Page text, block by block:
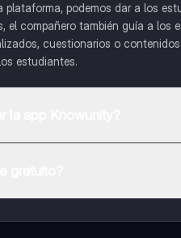
podemos dar a los
el compañero también guía a los
cuestionarios o
estudiantes.
utilizando la aplicación,